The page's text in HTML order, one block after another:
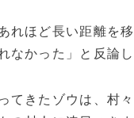
ほど長い距離を
なかった」と反論し
きたゾウは、村